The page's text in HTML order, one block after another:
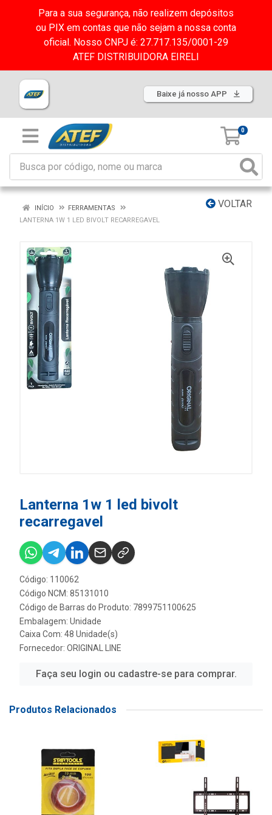
Para a sua segurança, não realizem depósitos
ou PIX em contas que não sejam a nossa conta
oficial. Nosso CNPJ é: 27.717.135/0001-29
ATEF DISTRIBUIDORA EIRELI
Baixe já nosso APP
0
VOLTAR
INÍCIO
FERRAMENTAS
LANTERNA 1W 1 LED BIVOLT RECARREGAVEL
Lanterna 1w 1 led bivolt
recarregavel
Código: 110062
Código NCM: 85131010
Código de Barras do Produto: 7899751100625
Embalagem: Unidade
Caixa Com: 48 Unidade(s)
Fornecedor: ORIGINAL LINE
Faça seu login ou cadastre-se para comprar.
Produtos Relacionados